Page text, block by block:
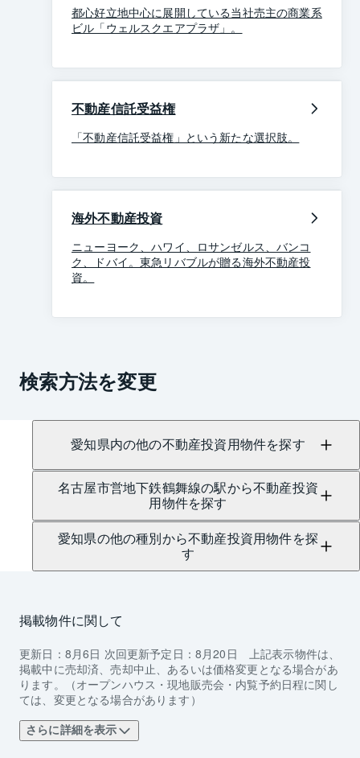
都心好立地中心に展開している当社売主の商業系
ビル「ウェルスクエアプラザ」。
不動産信託受益権
「不動産信託受益権」という新たな選択肢。
海外不動産投資
ニューヨーク、ハワイ、ロサンゼルス、バンコ
ク、ドバイ。東急リバブルが贈る海外不動産投
資。
検索方法を変更
愛知県内の他の不動産投資用物件を探す
名古屋市営地下鉄鶴舞線の駅から不動産投資
用物件を探す
愛知県の他の種別から不動産投資用物件を探
す
掲載物件に関して
更新日： 8月6日 次回更新予定日： 8月20日
上記表示物件は、
掲載中に売却済、売却中止、あるいは価格変更となる場合があ
ります。（オープンハウス・現地販売会・内覧予約日程に関し
ては、変更となる場合があります）
さらに詳細を表示